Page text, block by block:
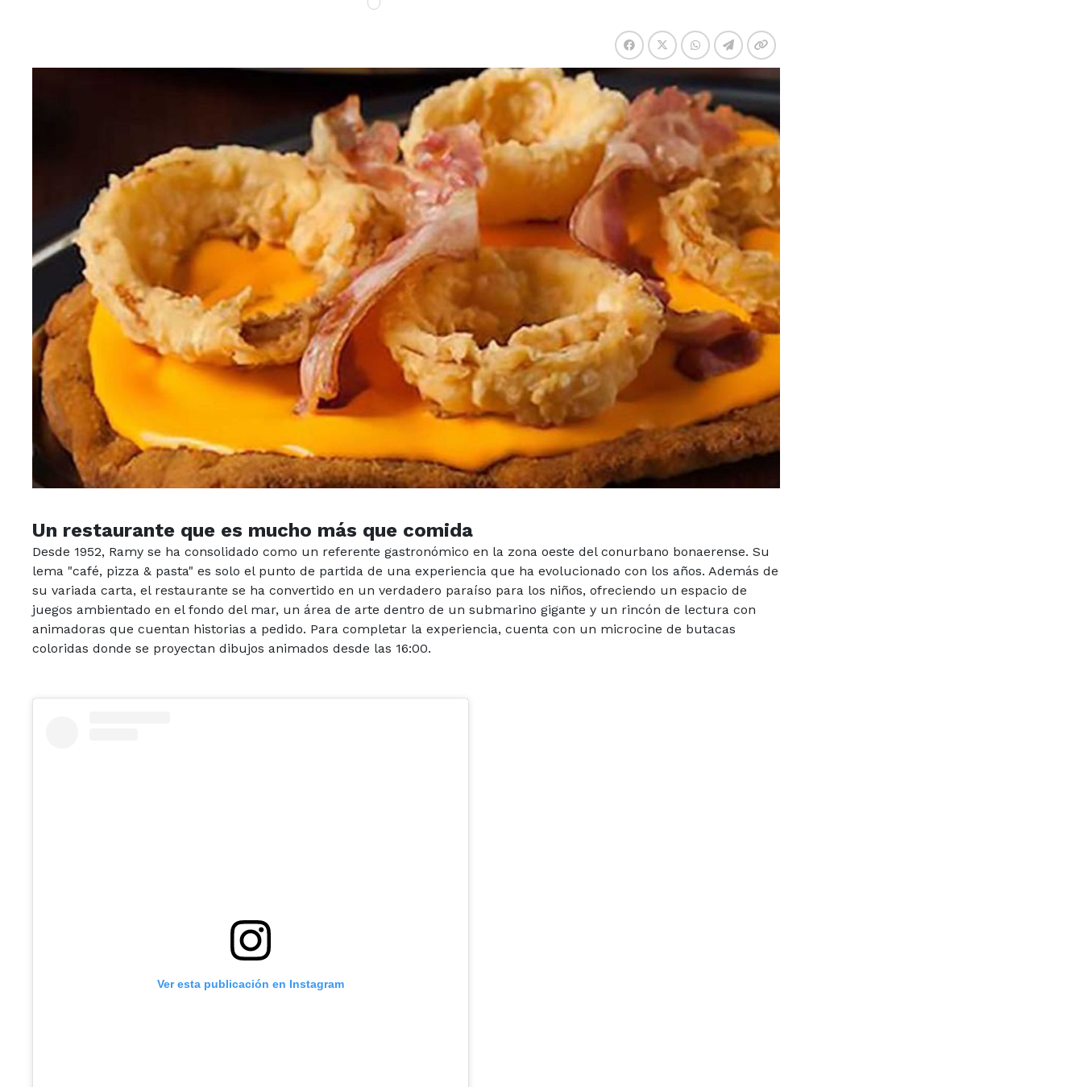
Un restaurante que es mucho más que comida
Desde 1952, Ramy se ha consolidado como un referente gastronómico en la zona oeste del conurbano bonaerense. Su
lema "café, pizza & pasta" es solo el punto de partida de una experiencia que ha evolucionado con los años. Además de
su variada carta, el restaurante se ha convertido en un verdadero paraíso para los niños, ofreciendo un espacio de
juegos ambientado en el fondo del mar, un área de arte dentro de un submarino gigante y un rincón de lectura con
animadoras que cuentan historias a pedido. Para completar la experiencia, cuenta con un microcine de butacas
coloridas donde se proyectan dibujos animados desde las 16:00.
Ver esta publicación en Instagram